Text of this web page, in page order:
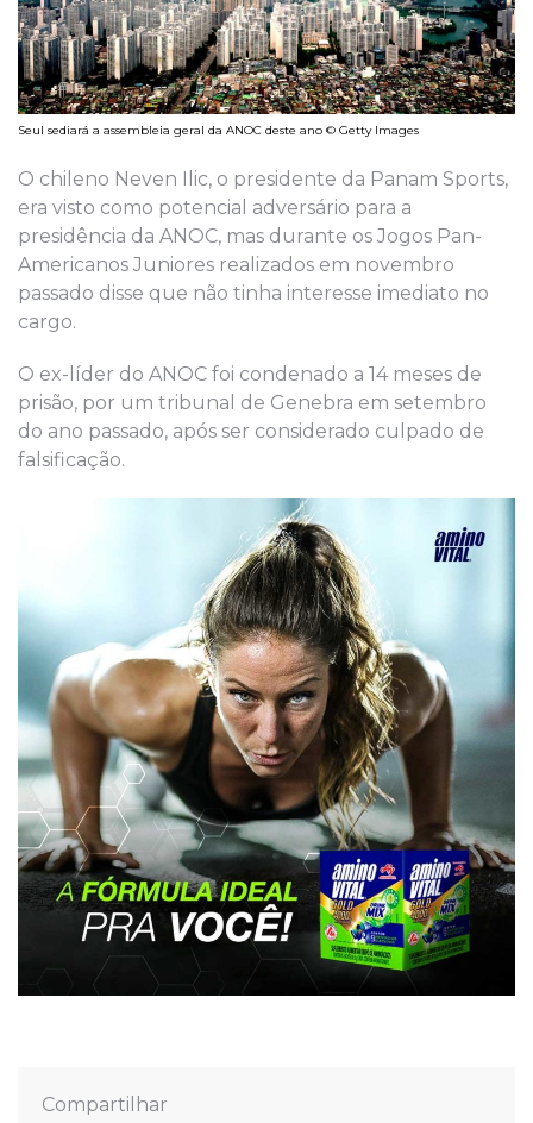
Seul sediará a assembleia geral da ANOC deste ano © Getty Images
O chileno Neven Ilic, o presidente da Panam Sports,
era visto como potencial adversário para a
presidência da ANOC, mas durante os Jogos Pan-
Americanos Juniores realizados em novembro
passado disse que não tinha interesse imediato no
cargo.
O ex-líder do ANOC foi condenado a 14 meses de
prisão, por um tribunal de Genebra em setembro
do ano passado, após ser considerado culpado de
falsificação.
Compartilhar